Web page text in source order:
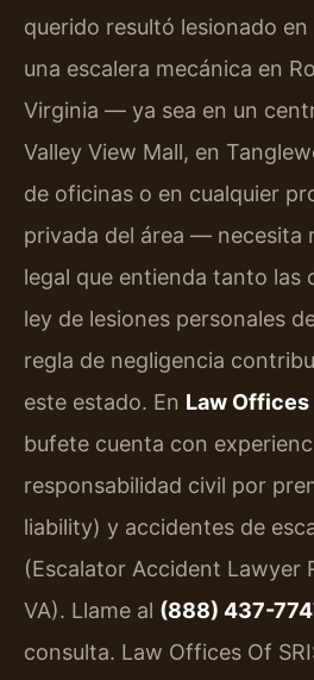
querido resultó lesionado
una escalera mecánica en
Virginia — ya sea en un
Valley View Mall, en
de oficinas o en cualquier
privada del área — necesita
legal que entienda tanto las
ley de lesiones personales
regla de negligencia
este estado. En Law Offices
bufete cuenta con
responsabilidad civil por
liability) y accidentes de
(Escalator Accident Lawyer
VA). Llame al (888) 437-
consulta. Law Offices Of